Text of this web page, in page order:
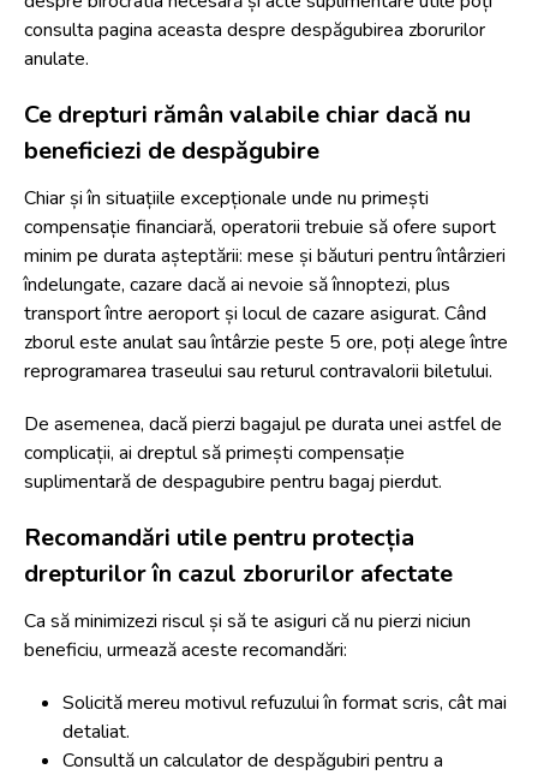
consulta pagina aceasta despre despăgubirea zborurilor
anulate.
Ce drepturi rămân valabile chiar dacă nu
beneficiezi de despăgubire
Chiar și în situațiile excepționale unde nu primești
compensație financiară, operatorii trebuie să ofere suport
minim pe durata așteptării: mese și băuturi pentru întârzieri
îndelungate, cazare dacă ai nevoie să înnoptezi, plus
transport între aeroport și locul de cazare asigurat. Când
zborul este anulat sau întârzie peste 5 ore, poți alege între
reprogramarea traseului sau returul contravalorii biletului.
De asemenea, dacă pierzi bagajul pe durata unei astfel de
complicații, ai dreptul să primești compensație
suplimentară de despagubire pentru bagaj pierdut.
Recomandări utile pentru protecția
drepturilor în cazul zborurilor afectate
Ca să minimizezi riscul și să te asiguri că nu pierzi niciun
beneficiu, urmează aceste recomandări:
Solicită mereu motivul refuzului în format scris, cât mai
detaliat.
Consultă un calculator de despăgubiri pentru a